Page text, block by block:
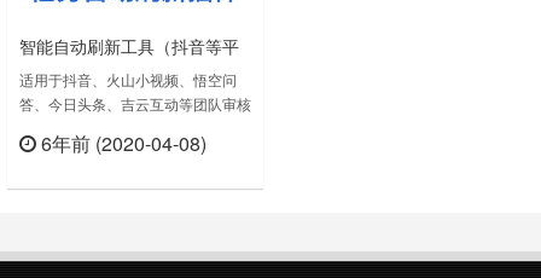
智能自动刷新工具（抖音等平
台审核后台自动任务刷新）
适用于抖音、火山小视频、悟空问
答、今日头条、吉云互动等团队审核
生产力。1. 开启后将对页面进行自
键，而不是刷新整个页面，提高效
6年前 (2020-04-08)